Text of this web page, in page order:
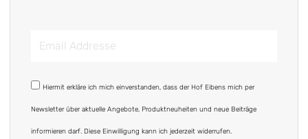
DSGVO
Hiermit erkläre ich mich einverstanden, dass der Hof Eibens mich per
Newsletter über aktuelle Angebote, Produktneuheiten und neue Beiträge
informieren darf. Diese Einwilligung kann ich jederzeit widerrufen.